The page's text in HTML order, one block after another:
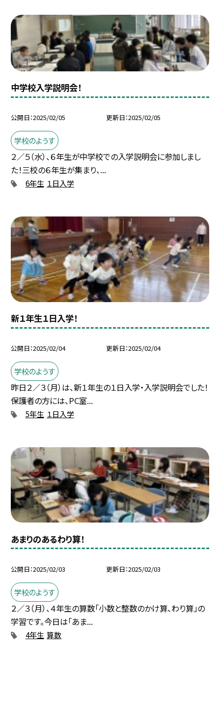
中学校入学説明会！
公開日 2025/02/05 更新日 2025/02/05
学校のようす
２／５（水）、６年生が中学校での入学説明会に参加しまし
た！三校の６年生が集まり、...
6年生 １日入学
新１年生１日入学！
公開日 2025/02/04 更新日 2025/02/04
学校のようす
昨日２／３（月）は、新１年生の１日入学・入学説明会でした！
保護者の方には、PC室...
5年生 １日入学
あまりのあるわり算！
公開日 2025/02/03 更新日 2025/02/03
学校のようす
２／３（月）、４年生の算数「小数と整数のかけ算、わり算」の
学習です。今日は「あま...
4年生 算数